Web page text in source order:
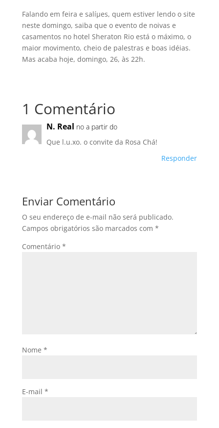
Falando em feira e salíµes, quem estiver lendo o site
neste domingo, saiba que o evento de noivas e
casamentos no hotel Sheraton Rio está o máximo, o
maior movimento, cheio de palestras e boas idéias.
Mas acaba hoje, domingo, 26, às 22h.
1 Comentário
N. Real no a partir do
Que l.u.xo. o convite da Rosa Chá!
Responder
Enviar Comentário
O seu endereço de e-mail não será publicado.
Campos obrigatórios são marcados com *
Comentário *
Nome *
E-mail *